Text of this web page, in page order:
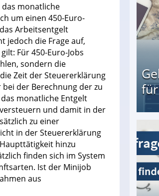
monatliche
um einen 450-Euro-
Arbeitsentgelt
jedoch die Frage auf,
Für 450-Euro-Jobs
sondern die
Zeit der Steuererklärung
der Berechnung der zu
monatliche Entgelt
und damit in der
zu einer
in der Steuererklärung
hinzu
finden sich im System
Ist der Minijob
aus
als Tagger für Netflix